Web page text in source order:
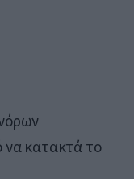
να κατακτά το